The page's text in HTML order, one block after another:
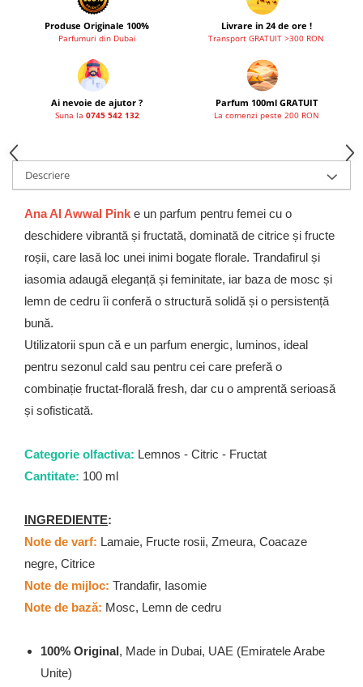
French Avenue
Grandeur Elite
Lattafa Pride
Louis Varel
Maison Alhambra
Montage Brands
Nusuk
Rave
Riiffs
Vurv
Wadi al Khaleej
Zaien
Zirconia
Oferta Saptamanii
Parfumuri Clona Originale
Parfumuri clona / Dupes
Recenzii clienti
Blog
Produse Originale 100%
Parfumuri din Dubai
Livrare in 24 de ore !
Transport GRATUIT >300 RON
Ai nevoie de ajutor ?
Suna la 0745 542 132
Parfum 100ml GRATUIT
La comenzi peste 200 RON
Descriere
Ana Al Awwal Pink e un parfum pentru femei cu o
deschidere vibrantă și fructată, dominată de citrice și fructe
roșii, care lasă loc unei inimi bogate florale. Trandafirul și
iasomia adaugă eleganță și feminitate, iar baza de mosc și
lemn de cedru îi conferă o structură solidă și o persistență
bună.
Utilizatorii spun că e un parfum energic, luminos, ideal
pentru sezonul cald sau pentru cei care preferă o
combinație fructat-florală fresh, dar cu o amprentă serioasă
și sofisticată.
Categorie olfactiva: Lemnos - Citric - Fructat
Cantitate: 100 ml
INGREDIENTE:
Note de varf: Lamaie, Fructe rosii, Zmeura, Coacaze
negre, Citrice
Note de mijloc: Trandafir, Iasomie
Note de bază: Mosc, Lemn de cedru
100% Original, Made in Dubai, UAE (Emiratele Arabe
Unite)